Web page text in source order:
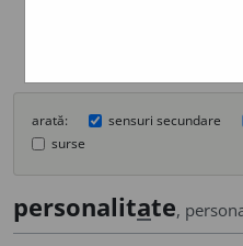
arată: sensuri secundare
surse
personalitate,